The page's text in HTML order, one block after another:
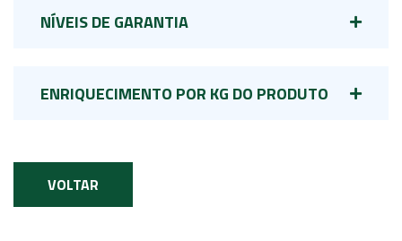
NÍVEIS DE GARANTIA
ENRIQUECIMENTO POR KG DO PRODUTO
VOLTAR